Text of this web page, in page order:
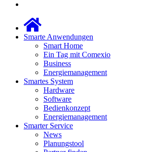
Smarte Anwendungen
Smart Home
Ein Tag mit Comexio
Business
Energiemanagement
Smartes System
Hardware
Software
Bedienkonzept
Energiemanagement
Smarter Service
News
Planungstool